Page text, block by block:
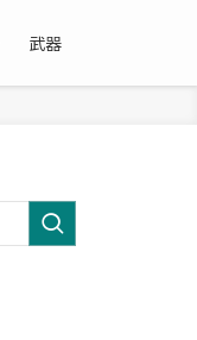
武器